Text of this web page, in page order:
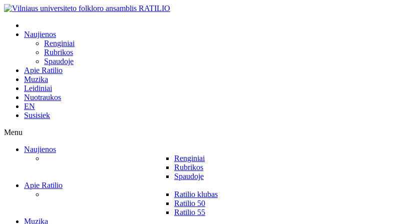
Naujienos
Renginiai
Rubrikos
Spaudoje
Apie Ratilio
Muzika
Leidiniai
Nuotraukos
EN
Susisiek
Menu
Naujienos
Renginiai
Rubrikos
Spaudoje
Apie Ratilio
Ratilio klubas
Ratilio 50
Ratilio 55
Muzika